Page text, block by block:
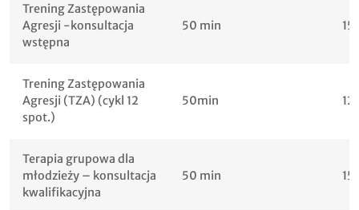
Trening Zastępowania
Agresji -konsultacja
wstępna
50 min
Trening Zastępowania
Agresji (TZA) (cykl 12
spot.)
50min
Terapia grupowa dla
młodzieży – konsultacja
kwalifikacyjna
50 min